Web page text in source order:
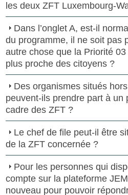
les deux ZFT Luxembourg-
Dans l’onglet A, est-il
du programme, il ne soit pas
autre chose que la Priorité
plus proche des citoyens ?
Des organismes situés
peuvent-ils prendre part à un
cadre des ZFT ?
Le chef de file peut-il être
de la ZFT concernée ?
Pour les personnes qui
compte sur la plateforme
nouveau pour pouvoir